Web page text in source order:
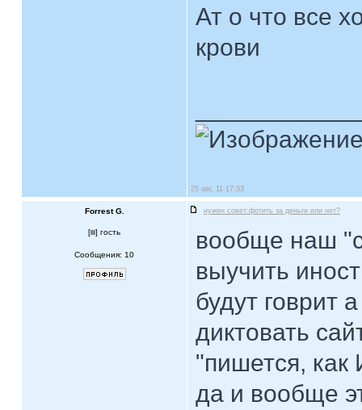
Ат о что все
крови
25 авг, 11 17:33
Forrest G. нужен совет:фотить за деньги или нет?
[ ] гость
Сообщения: 10
вообще наш
выучить
будут говрит
диктовать
"пишется, как
да и вообще